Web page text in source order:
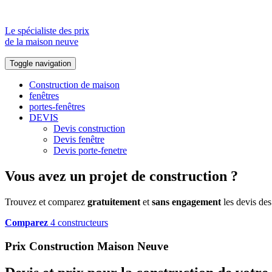
Le spécialiste des prix
de la maison neuve
Toggle navigation
Construction de maison
fenêtres
portes-fenêtres
DEVIS
Devis construction
Devis fenêtre
Devis porte-fenetre
Vous avez un projet de construction ?
Trouvez et comparez gratuitement et sans engagement les devis
Comparez 4 constructeurs
Prix Construction Maison Neuve